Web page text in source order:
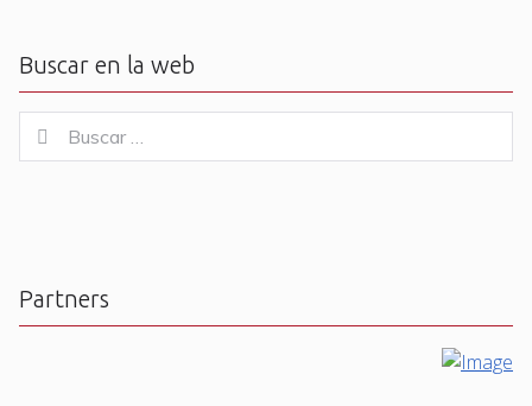
Buscar en la web
for:
Buscar
Partners